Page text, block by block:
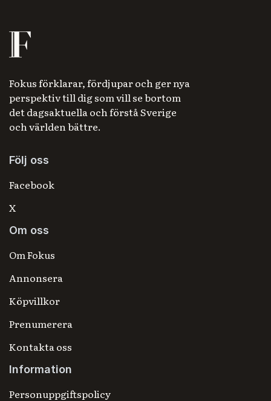
Fokus förklarar, fördjupar och ger nya
perspektiv till dig som vill se bortom
det dagsaktuella och förstå Sverige
och världen bättre.
Följ oss
Facebook
X
Om oss
Om Fokus
Annonsera
Köpvillkor
Prenumerera
Kontakta oss
Information
Personuppgiftspolicy